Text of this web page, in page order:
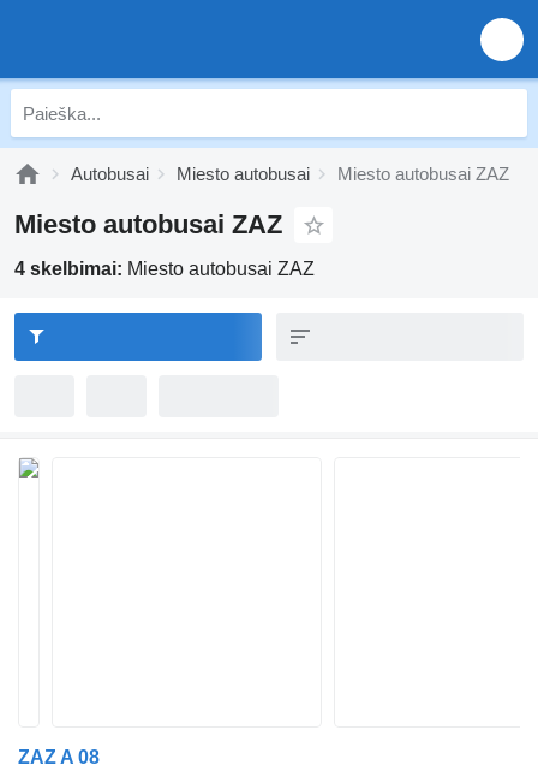
Autobusai Miesto autobusai Miesto autobusai ZAZ
Miesto autobusai ZAZ
4 skelbimai: Miesto autobusai ZAZ
ZAZ A 08